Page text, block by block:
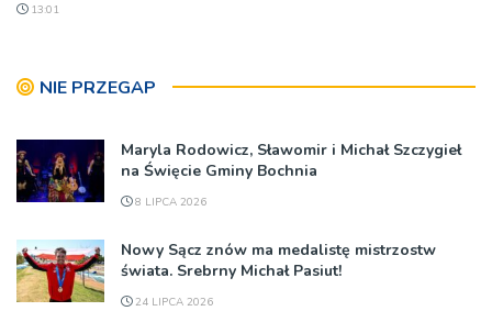
13:01
NIE PRZEGAP
Maryla Rodowicz, Sławomir i Michał Szczygieł
na Święcie Gminy Bochnia
8 LIPCA 2026
Nowy Sącz znów ma medalistę mistrzostw
świata. Srebrny Michał Pasiut!
24 LIPCA 2026